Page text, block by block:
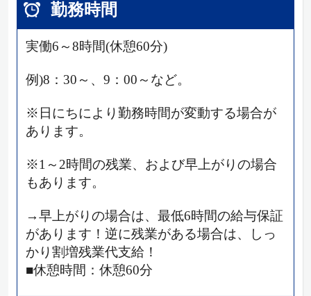
勤務時間
実働6～8時間(休憩60分)
例)8：30～、9：00～など。
※日にちにより勤務時間が変動する場合が
あります。
※1～2時間の残業、および早上がりの場合
もあります。
→早上がりの場合は、最低6時間の給与保証
があります！逆に残業がある場合は、しっ
かり割増残業代支給！
■休憩時間：休憩60分